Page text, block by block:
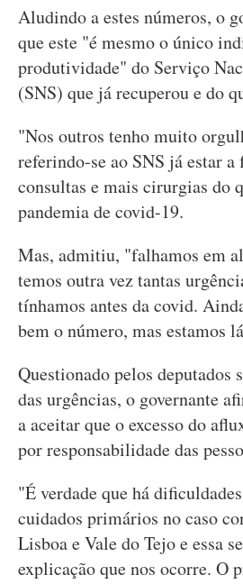
Aludindo a estes números, o
que este "é mesmo o único
produtividade" do Serviço
(SNS) que já recuperou e do
"Nos outros tenho muito
referindo-se ao SNS já estar a
consultas e mais cirurgias do
pandemia de covid-19.
Mas, admitiu, "falhamos em
temos outra vez tantas
tínhamos antes da covid.
bem o número, mas estamos
Questionado pelos deputados
das urgências, o governante
a aceitar que o excesso do
por responsabilidade das
"É verdade que há
cuidados primários no caso
Lisboa e Vale do Tejo e essa
explicação que nos ocorre. O